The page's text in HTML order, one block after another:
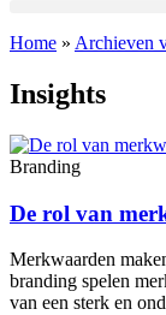
Home » Archieven
Insights
Branding
De rol van
Merkwaarden
branding spelen
van een sterk en